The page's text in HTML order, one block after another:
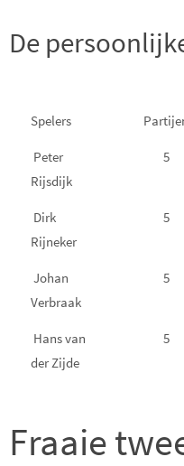
De
Spelers
Peter
Rijsdijk
5
Dirk
Rijneker
5
Johan
Verbraak
5
Hans van
der Zijde
5
Fraaie